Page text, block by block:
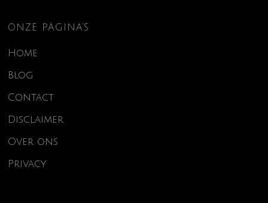
ONZE PAGINA’S
Home
Blog
Contact
Disclaimer
Over ons
Privacy